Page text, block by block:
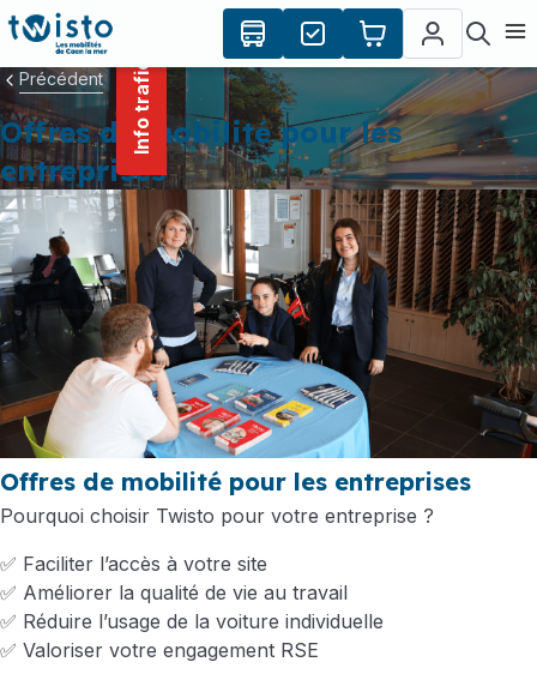
principal
Info trafic
Précédent
Offres de mobilité pour les
entreprises
Offres de mobilité pour les entreprises
Pourquoi choisir Twisto pour votre entreprise ?
✅ Faciliter l’accès à votre site
✅ Améliorer la qualité de vie au travail
✅ Réduire l’usage de la voiture individuelle
✅ Valoriser votre engagement RSE
Panneau de gestion des cookies